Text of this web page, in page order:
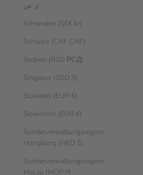
ر.س)
Schweden (SEK kr)
Schweiz (CHF CHF)
Serbien (RSD РСД)
Singapur (SGD $)
Slowakei (EUR €)
Slowenien (EUR €)
Sonderverwaltungsregion
Hongkong (HKD $)
Sonderverwaltungsregion
Macau (MOP P)